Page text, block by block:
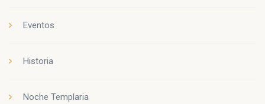
Eventos
Historia
Noche Templaria